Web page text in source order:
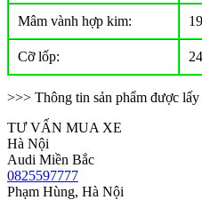
Mâm vành hợp kim:
Cỡ lốp:
>>> Thông tin sản phẩm được lấy
TƯ VẤN MUA XE
Hà Nội
Audi Miền Bắc
0825597777
Phạm Hùng, Hà Nội